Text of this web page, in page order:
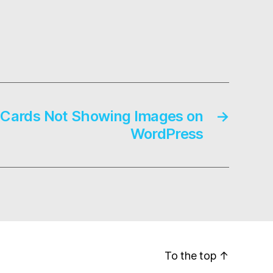
→
Not Showing Images on
WordPress
To the top ↑